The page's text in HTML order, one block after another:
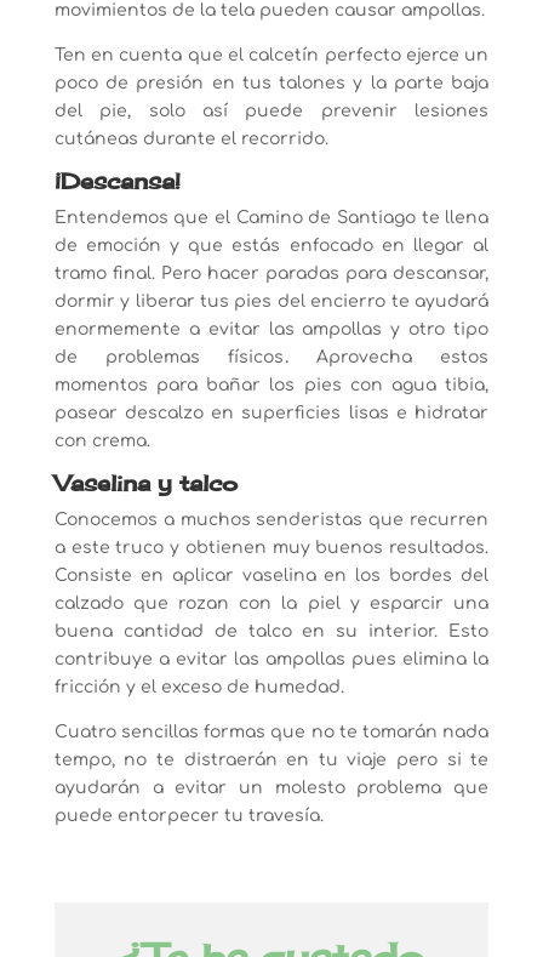
movimientos de la tela pueden causar ampollas.
Ten en cuenta que el calcetín perfecto ejerce un
poco de presión en tus talones y la parte baja
del pie, solo así puede prevenir lesiones
cutáneas durante el recorrido.
¡Descansa!
Entendemos que el Camino de Santiago te llena
de emoción y que estás enfocado en llegar al
tramo final. Pero hacer paradas para descansar,
dormir y liberar tus pies del encierro te ayudará
enormemente a evitar las ampollas y otro tipo
de problemas físicos. Aprovecha estos
momentos para bañar los pies con agua tibia,
pasear descalzo en superficies lisas e hidratar
con crema.
Vaselina y talco
Conocemos a muchos senderistas que recurren
a este truco y obtienen muy buenos resultados.
Consiste en aplicar vaselina en los bordes del
calzado que rozan con la piel y esparcir una
buena cantidad de talco en su interior. Esto
contribuye a evitar las ampollas pues elimina la
fricción y el exceso de humedad.
Cuatro sencillas formas que no te tomarán nada
tempo, no te distraerán en tu viaje pero si te
ayudarán a evitar un molesto problema que
puede entorpecer tu travesía.